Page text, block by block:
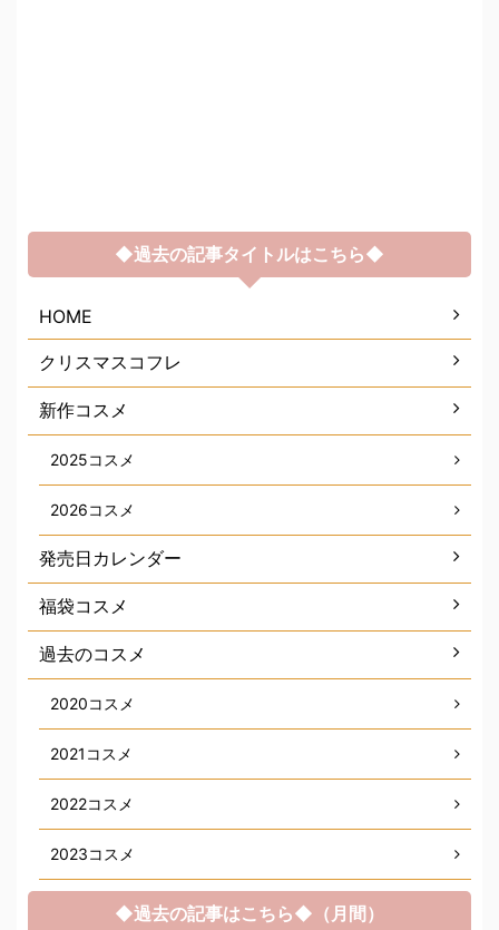
◆過去の記事タイトルはこちら◆
HOME
クリスマスコフレ
新作コスメ
2025コスメ
2026コスメ
発売日カレンダー
福袋コスメ
過去のコスメ
2020コスメ
2021コスメ
2022コスメ
2023コスメ
◆過去の記事はこちら◆（月間）